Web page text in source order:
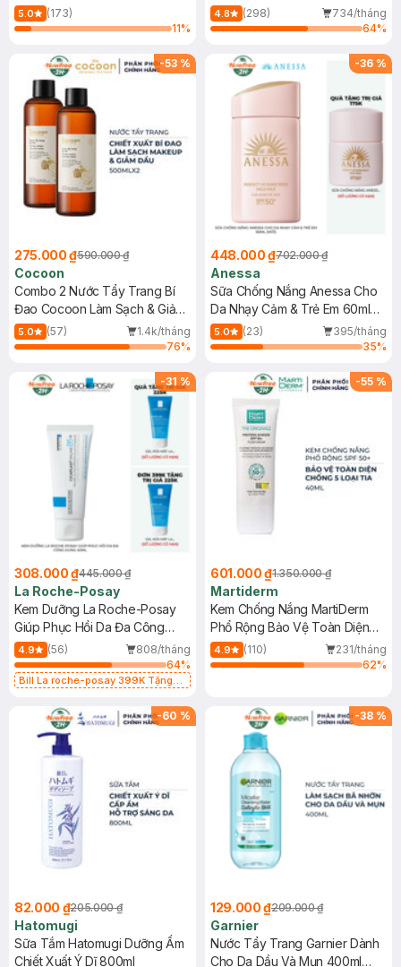
150ml
5.0
(173)
11%
4.8 (298)
734/tháng
64%
-53 %
275.000 ₫590.000 ₫
Cocoon
Combo 2 Nước Tẩy Trang Bí
Đao Cocoon Làm Sạch & Giảm
Dầu 500ml
5.0 (57)
1.4k/tháng
76%
-36 %
448.000 ₫702.000 ₫
Anessa
Sữa Chống Nắng Anessa Cho
Da Nhạy Cảm & Trẻ Em 60ml
(Mới)
5.0 (23)
395/tháng
35%
-31 %
308.000 ₫445.000 ₫
La Roche-Posay
Kem Dưỡng La Roche-Posay
Giúp Phục Hồi Da Đa Công
Dụng 40ml
4.9 (56)
808/tháng
64%
Bill La roche-posay 399K Tặng
(SL có hạn)
-55 %
601.000 ₫1.350.000 ₫
Martiderm
Kem Chống Nắng MartiDerm
Phổ Rộng Bảo Vệ Toàn Diện
40ml
4.9 (110)
231/tháng
62%
-60 %
82.000 ₫205.000 ₫
Hatomugi
Sữa Tắm Hatomugi Dưỡng Ẩm
Chiết Xuất Ý Dĩ 800ml
-38 %
129.000 ₫209.000 ₫
Garnier
Nước Tẩy Trang Garnier Dành
Cho Da Dầu Và Mụn 400ml